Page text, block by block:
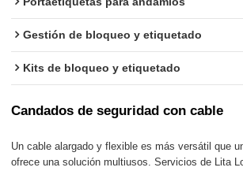
Gestión de bloqueo y etiquetado
Kits de bloqueo y etiquetado
Candados de seguridad con cable
Un cable alargado y flexible es más versátil que
ofrece una solución multiusos. Servicios de Lita